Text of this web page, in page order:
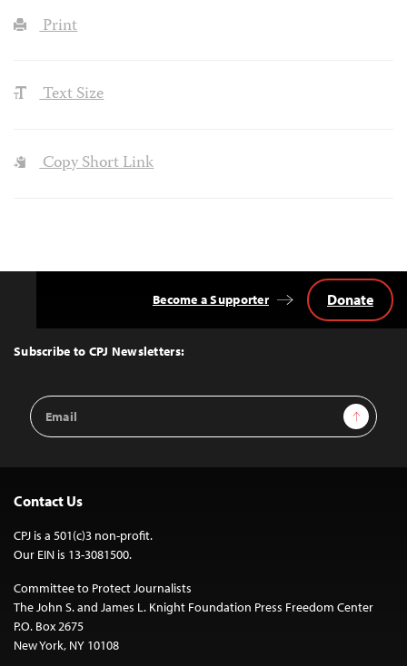
Print
Text Size
Copy Short Link
Top
Subscribe to CPJ Newsletters:
Email
Address
Sign Up
Become a Supporter Donate
Contact Us
CPJ is a 501(c)3 non-profit.
Our EIN is 13-3081500.
Committee to Protect Journalists
The John S. and James L. Knight Foundation Press Freedom Center
P.O. Box 2675
New York, NY 10108